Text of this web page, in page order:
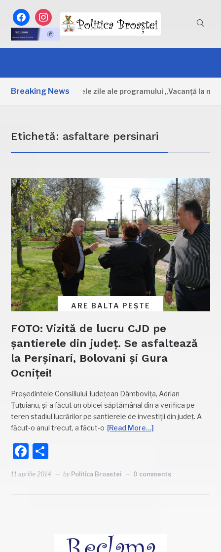
facebookinstagram
Breaking News
Dâmbovița: Primele zile ale programului „Vacanță la muzeu”
Etichetă: asfaltare persinari
ARE BALTA PEȘTE
FOTO: Vizită de lucru CJD pe
șantierele din județ. Se asfaltează
la Perșinari, Bolovani și Gura
Ocniței!
Președintele Consiliului Județean Dâmbovița, Adrian
Țuțuianu, și-a făcut un obicei săptămânal din a verifica pe
teren stadiul lucrărilor pe șantierele de investiții din județ. A
făcut-o anul trecut, a făcut-o [Read More…]
Facebook
11 aprilie 2014 by Politica Broastei 0 comments